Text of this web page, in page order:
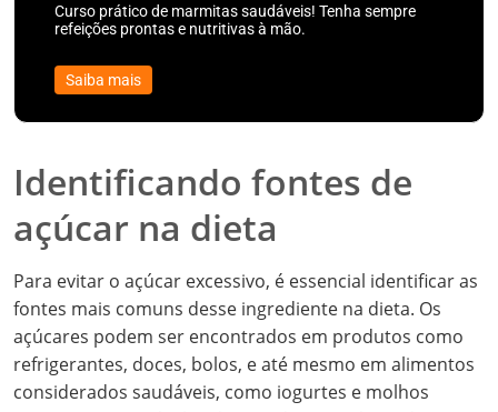
Curso prático de marmitas saudáveis! Tenha sempre
refeições prontas e nutritivas à mão.
Saiba mais
Identificando fontes de
açúcar na dieta
Para evitar o açúcar excessivo, é essencial identificar as
fontes mais comuns desse ingrediente na dieta. Os
açúcares podem ser encontrados em produtos como
refrigerantes, doces, bolos, e até mesmo em alimentos
considerados saudáveis, como iogurtes e molhos